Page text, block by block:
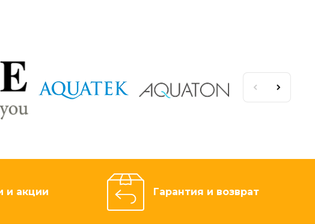
и акции Гарантия и возврат